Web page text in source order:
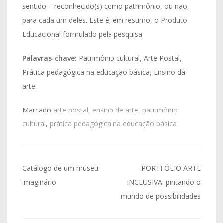
sentido – reconhecido(s) como patrimônio, ou não,
para cada um deles. Este é, em resumo, o Produto
Educacional formulado pela pesquisa.
Palavras-chave: Patrimônio cultural, Arte Postal,
Prática pedagógica na educação básica, Ensino da
arte.
Marcado arte postal, ensino de arte, patrimônio
cultural, prática pedagógica na educação básica
Navegação
de
Catálogo de um museu
imaginário
PORTFÓLIO ARTE
INCLUSIVA: pintando o
mundo de possibilidades